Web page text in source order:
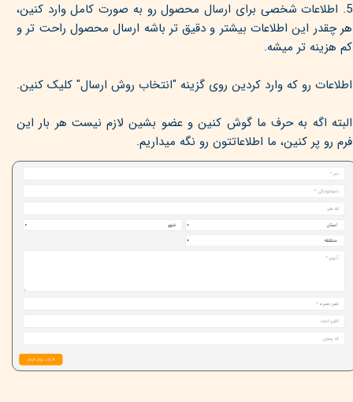
5. اطلاعات شخصی برای ارسال محصول رو به صورت کامل وارد کنین،
هر چقدر این اطلاعات بیشتر و دقیق تر باشه ارسال محصول راحت تر و
کم هزینه تر میشه.
اطلاعات رو که وارد کردین روی گزینه "انتخاب روش ارسال" کلیک کنین.
البته اگه به حرف ما گوش کنین و عضو بشین لازم نیست هر بار این
فرم رو پر کنین، ما اطلاعاتتون رو نگه میداریم.